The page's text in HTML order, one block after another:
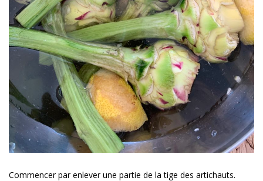
Commencer par enlever une partie de la tige des artichauts.